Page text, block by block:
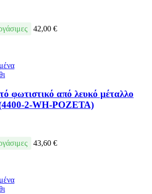
42,00 €
φωτιστικό από λευκό μέταλλο
2-WH-ΡΟΖΕΤΑ)
43,60 €